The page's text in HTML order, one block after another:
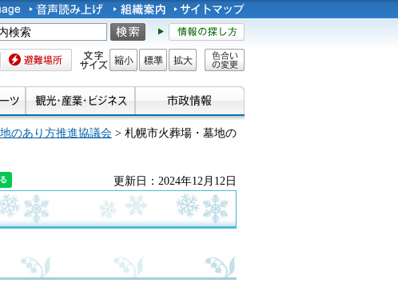
避難場所 文字サイズ
縮小 標準 拡大
色合い
のあり方推進協議会 > 札幌市火葬場・墓地の
更新日：2024年12月12日